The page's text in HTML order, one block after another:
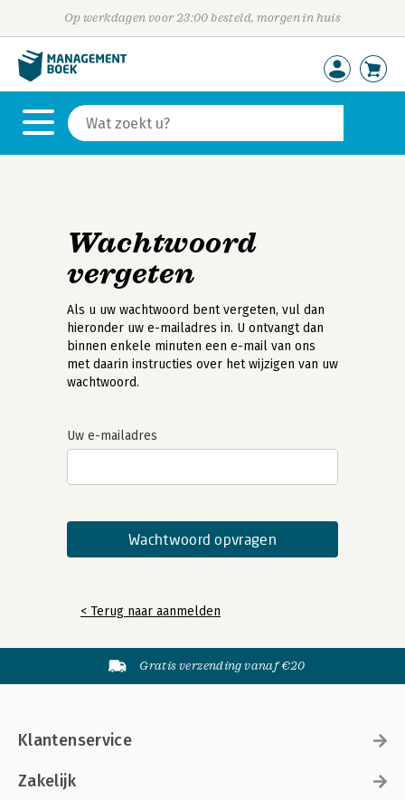
Op werkdagen voor 23:00 besteld, morgen in huis
Wachtwoord
vergeten
Als u uw wachtwoord bent vergeten, vul dan
hieronder uw e-mailadres in. U ontvangt dan
binnen enkele minuten een e-mail van ons
met daarin instructies over het wijzigen van uw
wachtwoord.
Uw e-mailadres
< Terug naar aanmelden
Gratis verzending vanaf €20
Klantenservice
Zakelijk